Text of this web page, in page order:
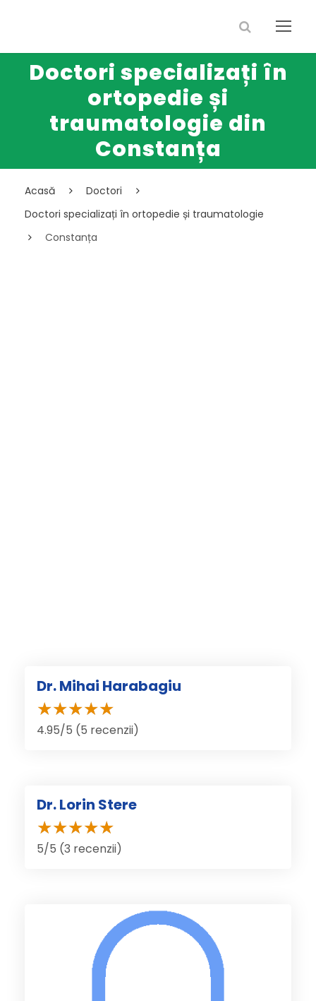
Doctori specializați în
ortopedie și
traumatologie din
Constanța
Acasă
Doctori
Doctori specializați în ortopedie și traumatologie
Constanța
Dr. Mihai Harabagiu
4.95/5 (5 recenzii)
Dr. Lorin Stere
5/5 (3 recenzii)